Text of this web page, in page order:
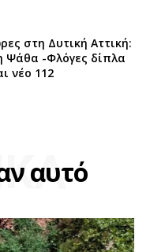
στη Δυτική Αττική:
Ψάθα -Φλόγες δίπλα
νέο 112
αυτό